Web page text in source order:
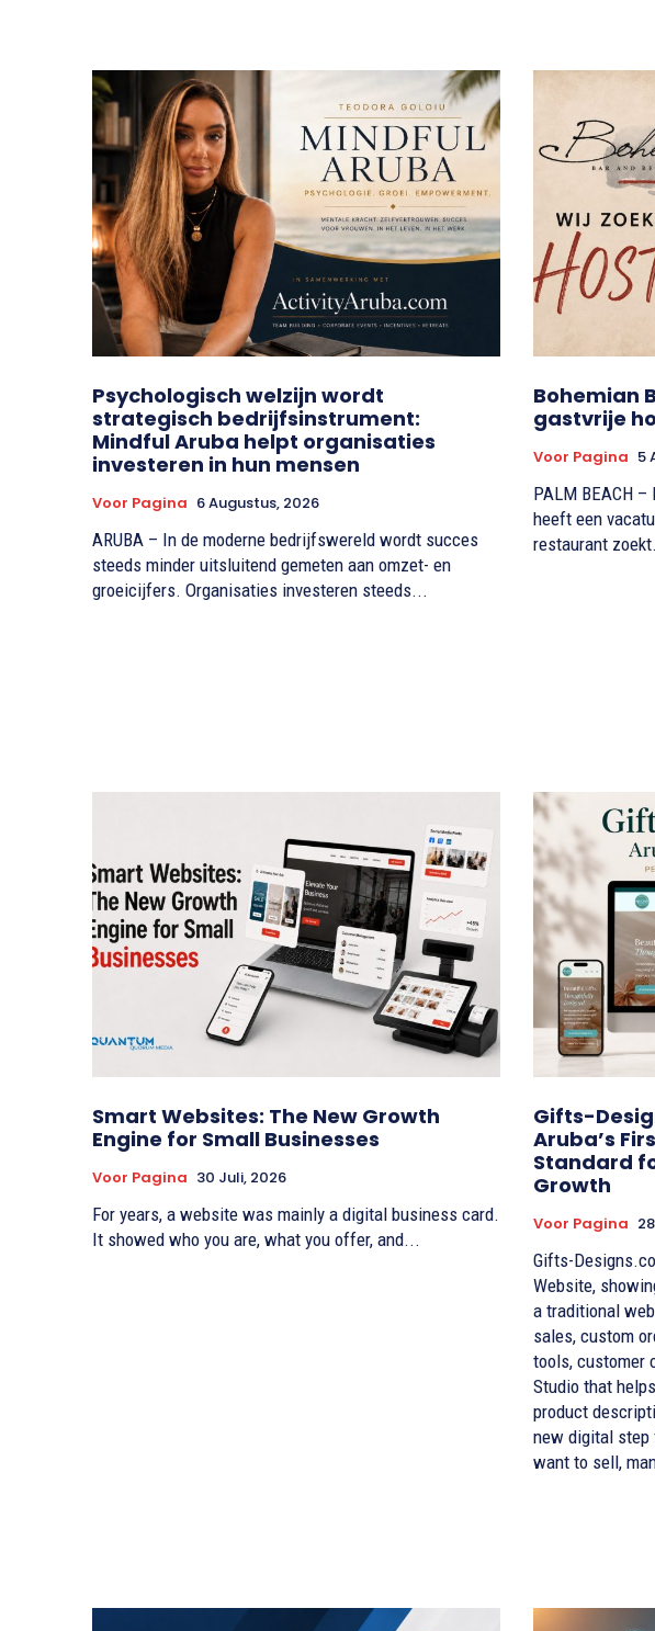
Psychologisch welzijn wordt
strategisch bedrijfsinstrument:
Mindful Aruba helpt organisaties
investeren in hun mensen
Voor Pagina 6 Augustus, 2026
ARUBA – In de moderne bedrijfswereld wordt succes
steeds minder uitsluitend gemeten aan omzet- en
groeicijfers. Organisaties investeren steeds...
Bohemian
gastvrije
Voor Pagina 5
PALM BEACH
heeft een
restaurant
Smart Websites: The New Growth
Engine for Small Businesses
Voor Pagina 30 Juli, 2026
For years, a website was mainly a digital business card.
It showed who you are, what you offer, and...
Gifts-
Aruba’s
Standard
Growth
Voor Pagina
Gifts-
Website,
a traditional
sales, custom
tools, customer
Studio that
product
new digital step
want to sell,